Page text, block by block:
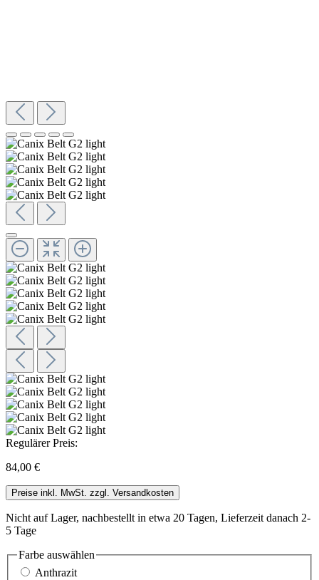
Regulärer Preis:
84,00 €
Preise inkl. MwSt. zzgl. Versandkosten
Nicht auf Lager, nachbestellt in etwa 20 Tagen, Lieferzeit danach 2-
5 Tage
Farbe auswählen
Anthrazit